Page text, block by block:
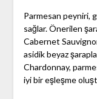
Parmesan peyniri,
sağlar. Önerilen
Cabernet
asidik beyaz
Chardonnay,
iyi bir eşleşme